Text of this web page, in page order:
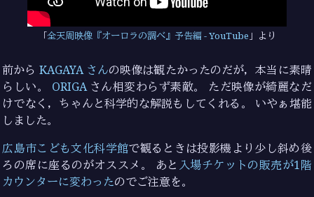
全天周映像『オーロラの調べ』予告編 - YouTube より
前から KAGAYA さんの映像は観たかったのだが，本当に素晴
らしい。 ORIGAさん相変わらず素敵。 ただ映像が綺麗なだ
けでなく，ちゃんと科学的な解説もしてくれる。 いやぁ堪能
しました。
広島市こども文化科学館で観るときは投影機より少し斜め後
ろの席に座るのがオススメ。 あと 入場チケットの販売が1階
カウンターに変わったのでご注意を。